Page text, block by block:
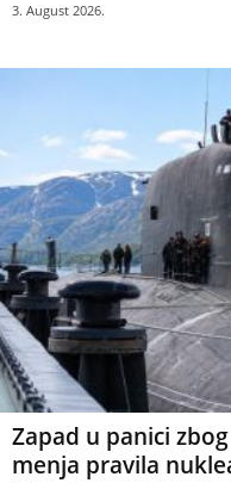
3. August 2026.
Zapad u panici
menja pravila